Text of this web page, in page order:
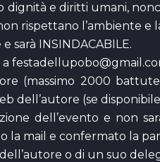
dignità e diritti umani,
rispettano l’ambiente e
sarà INSINDACABILE.
(massimo 2000
dell’autore (se
dell’evento e non
la mail e confermato la
o di un suo